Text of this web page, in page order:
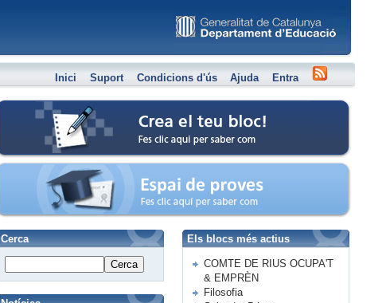
Inici Suport Condicions d'ús Ajuda Entra
Crea el teu bloc
Espai de proves
Cerca
Cerca
Els blocs més actius
COMTE DE RIUS OCUPA'T
& EMPRÈN
Filosofia